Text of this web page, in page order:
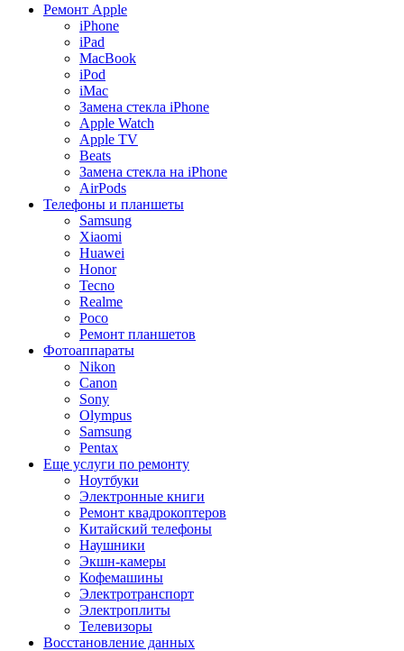
Ремонт Apple
iPhone
iPad
MacBook
iPod
iMac
Замена стекла iPhone
Apple Watch
Apple TV
Beats
Замена стекла на iPhone
AirPods
Телефоны и планшеты
Samsung
Xiaomi
Huawei
Honor
Tecno
Realme
Poco
Ремонт планшетов
Фотоаппараты
Nikon
Canon
Sony
Olympus
Samsung
Pentax
Еще услуги по ремонту
Ноутбуки
Электронные книги
Ремонт квадрокоптеров
Китайский телефоны
Наушники
Экшн-камеры
Кофемашины
Электротранспорт
Электроплиты
Телевизоры
Восстановление данных